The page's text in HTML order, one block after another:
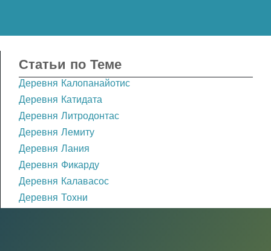
Статьи по Теме
Деревня Калопанайотис
Деревня Катидата
Деревня Литродонтас
Деревня Лемиту
Деревня Лания
Деревня Фикарду
Деревня Калавасос
Деревня Тохни